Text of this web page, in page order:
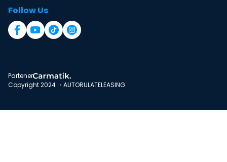
Follow Us
Partener
Copyright 2024 ・AUTORULATELEASING